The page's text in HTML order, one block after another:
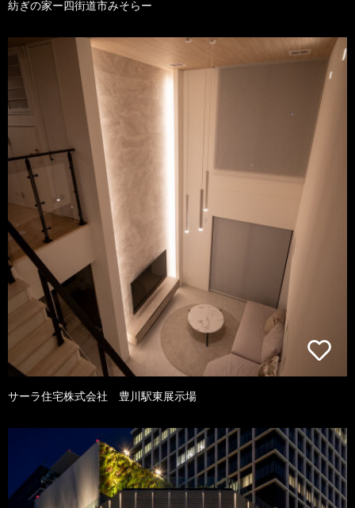
紡ぎの家ー四街道市みそらー
サーラ住宅株式会社 豊川駅東展示場